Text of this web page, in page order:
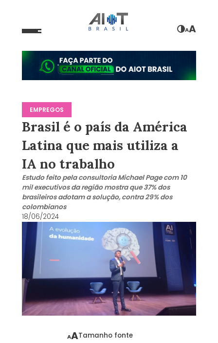
AA
EMPREGOS
Brasil é o país da América
Latina que mais utiliza a
IA no trabalho
Estudo feito pela consultoria Michael Page com 10
mil executivos da região mostra que 37% dos
brasileiros adotam a solução, contra 29% dos
colombianos
18/06/2024
AATamanho fonte